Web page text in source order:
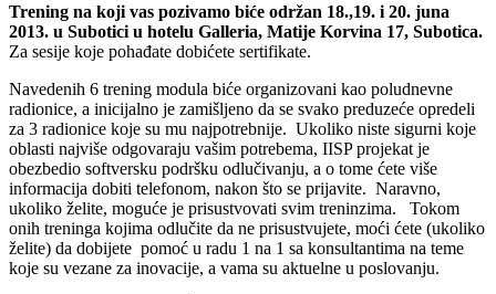
Trening na koji vas pozivamo biće održan 18.,19. i 20. juna
2013. u Subotici u hotelu Galleria, Matije Korvina 17, Subotica.
Za sesije koje pohađate dobićete sertifikate.
Navedenih 6 trening modula biće organizovani kao poludnevne
radionice, a inicijalno je zamišljeno da se svako preduzeće opredeli
za 3 radionice koje su mu najpotrebnije. Ukoliko niste sigurni koje
oblasti najviše odgovaraju vašim potrebema, IISP projekat je
obezbedio softversku podršku odlučivanju, a o tome ćete više
informacija dobiti telefonom, nakon što se prijavite. Naravno,
ukoliko želite, moguće je prisustvovati svim treninzima. Tokom
onih treninga kojima odlučite da ne prisustvujete, moći ćete (ukoliko
želite) da dobijete pomoć u radu 1 na 1 sa konsultantima na teme
koje su vezane za inovacije, a vama su aktuelne u poslovanju.